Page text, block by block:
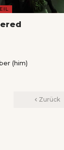
(him)
Zurück